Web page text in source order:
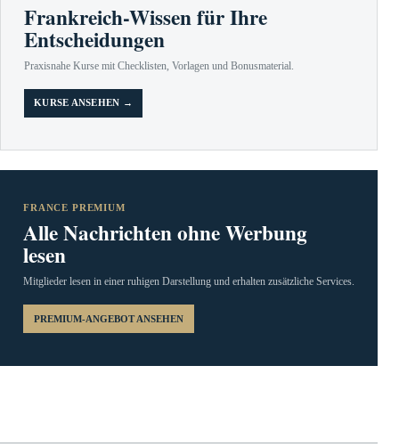
Frankreich-Wissen für Ihre
Entscheidungen
Praxisnahe Kurse mit Checklisten, Vorlagen und Bonusmaterial.
KURSE ANSEHEN →
FRANCE PREMIUM
Alle Nachrichten ohne Werbung
lesen
Mitglieder lesen in einer ruhigen Darstellung und erhalten zusätzliche Services.
PREMIUM-ANGEBOT ANSEHEN